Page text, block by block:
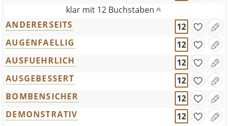
klar mit 12 Buchstaben
ANDERERSEITS
12
AUGENFAELLIG
12
AUSFUEHRLICH
12
AUSGEBESSERT
12
BOMBENSICHER
12
DEMONSTRATIV
12